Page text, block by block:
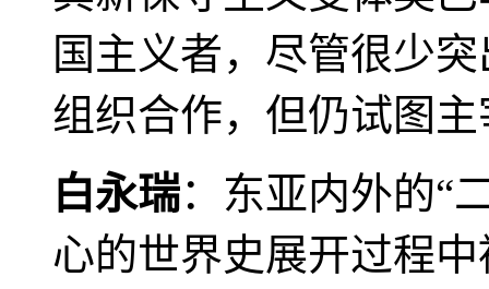
国主义者，尽管很少
组织合作，但仍试图
白永瑞：东亚内外的“
心的世界史展开过程